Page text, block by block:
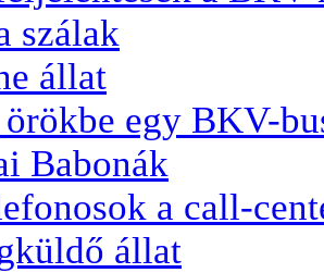
szálak
állat
egy BKV-
Babonák
a call-
állat